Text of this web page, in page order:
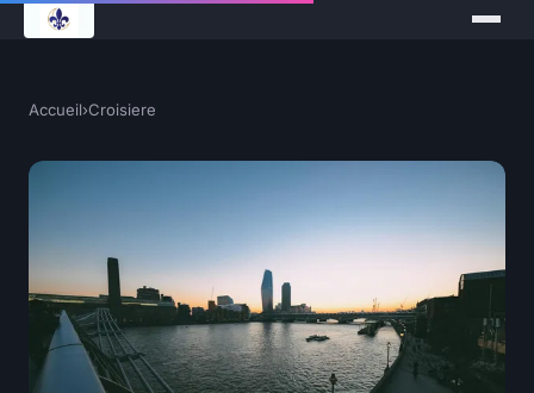
Accueil›Croisiere